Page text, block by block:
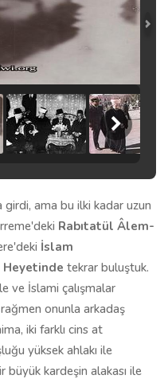
girdi, ama bu ilki kadar uzun
Rabıtatül Âlem-
İslam
Heyetinde tekrar buluştuk.
ve İslami çalışmalar
rağmen onunla arkadaş
iki farklı cins at
yüksek ahlakı ile
kardeşin alakası ile